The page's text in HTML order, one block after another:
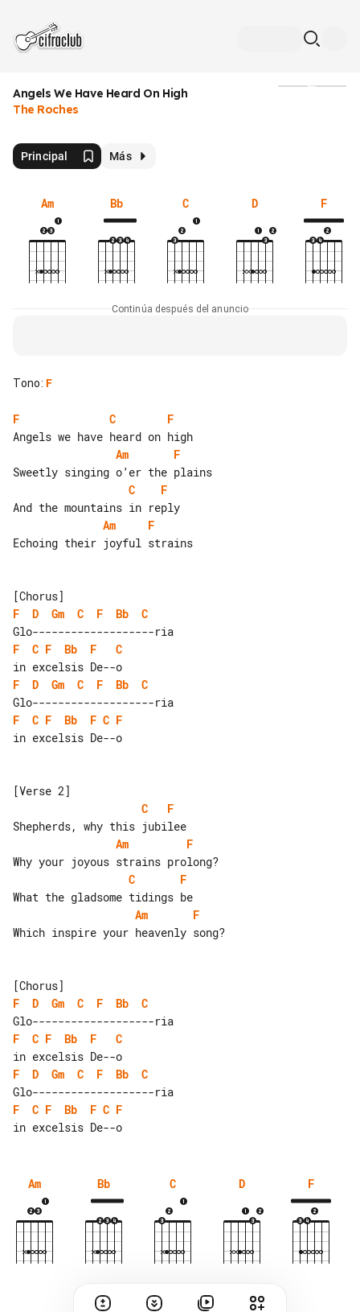
Angels We Have Heard On High
The Roches
Principal Más
Am Bb C D F
Continúa después del anuncio
Tono: F
F C
F
Am
F
C
F
Am
F
Echoing their joyful strains
F
D Gm C F Bb
C
F
C F Bb F
C
F
D Gm C F Bb
C
F
C F Bb F C F
in excelsis De--o
C
F
Am
F
C
F
Am
F
Which inspire your heavenly song?
F
D Gm C F Bb
C
F
C F Bb F
C
F
D Gm C F Bb
C
F
C F Bb F C F
Am Bb C D F